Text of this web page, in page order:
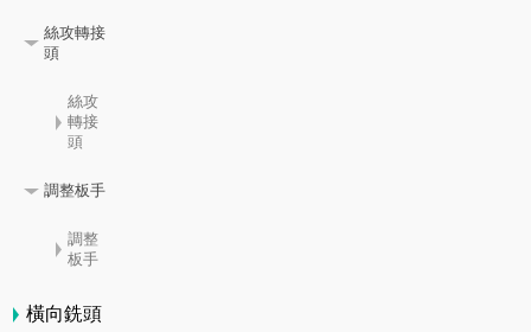
絲攻轉接
頭
絲攻
轉接
頭
調整板手
調整
板手
橫向銑頭